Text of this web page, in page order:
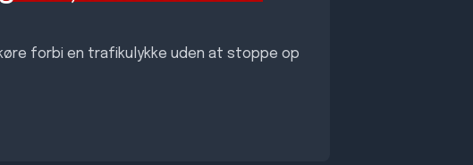
forbi en trafikulykke uden at stoppe op